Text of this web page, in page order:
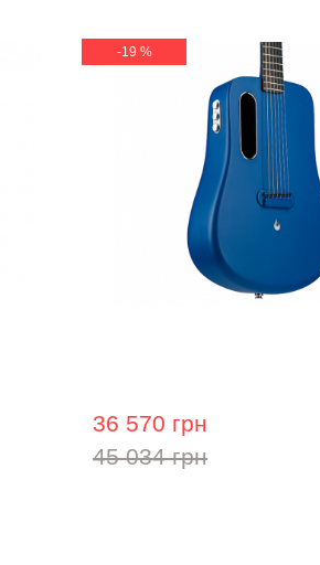
-19 %
36 570 грн
45 034 грн